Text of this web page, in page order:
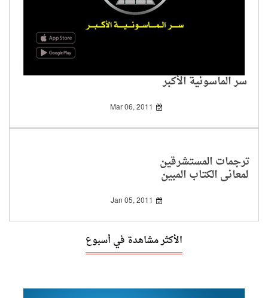
سر الماسونية الأكبر
Mar 06, 2011
ترجمات المستشرقين
لمعاني الكتاب المبين
Jan 05, 2011
الأكثر مشاهدة في أسبوع